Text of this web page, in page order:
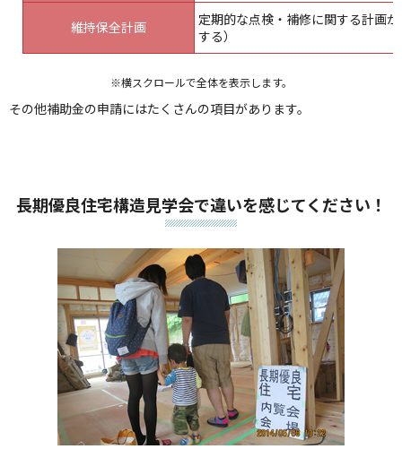
維持保全計画
定期的な点検・補修に関する計画
する）
※横スクロールで全体を表示します。
その他補助金の申請にはたくさんの項目があります。
長期優良住宅構造見学会で違いを感じてください！